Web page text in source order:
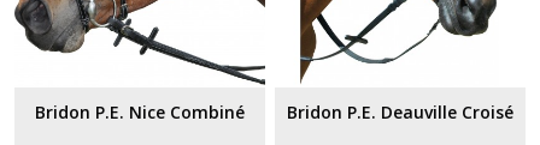
Bridon P.E. Nice Combiné Bridon P.E. Deauville Croisé